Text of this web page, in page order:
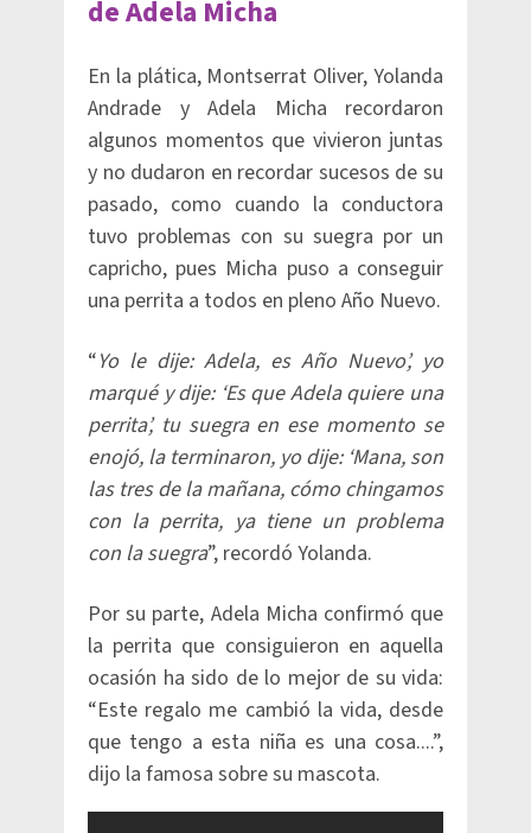
de Adela Micha
En la plática, Montserrat Oliver, Yolanda
Andrade y Adela Micha recordaron
algunos momentos que vivieron juntas
y no dudaron en recordar sucesos de su
pasado, como cuando la conductora
tuvo problemas con su suegra por un
capricho, pues Micha puso a conseguir
una perrita a todos en pleno Año Nuevo.
“Yo le dije: Adela, es Año Nuevo’, yo
marqué y dije: ‘Es que Adela quiere una
perrita’, tu suegra en ese momento se
enojó, la terminaron, yo dije: ‘Mana, son
las tres de la mañana, cómo chingamos
con la perrita, ya tiene un problema
con la suegra”, recordó Yolanda.
Por su parte, Adela Micha confirmó que
la perrita que consiguieron en aquella
ocasión ha sido de lo mejor de su vida:
“Este regalo me cambió la vida, desde
que tengo a esta niña es una cosa....”,
dijo la famosa sobre su mascota.​